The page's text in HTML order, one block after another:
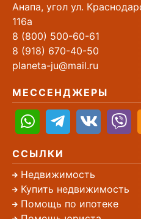
Анапа, угол ул.
116а
8 (800) 500-60-61
8 (918) 670-40-50
planeta-ju@mail.ru
МЕССЕНДЖЕРЫ
ССЫЛКИ
Недвижимость
Купить недвижимость
Помощь по ипотеке